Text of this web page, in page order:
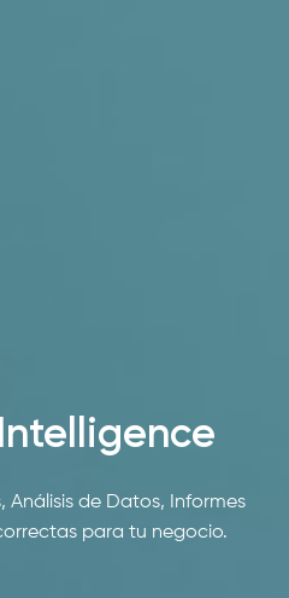
Análisis de Datos, Informes
para tu negocio.